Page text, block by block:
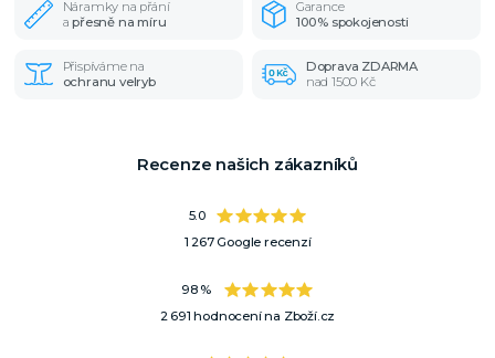
Náramky na přání
apřesně na míru
Garance
100% spokojenosti
Přispíváme na
ochranu velryb
Doprava ZDARMA
nad 1500 Kč
Recenze našich zákazníků
5.0
1 267 Google recenzí
98 %
2 691 hodnocení na Zboží.cz